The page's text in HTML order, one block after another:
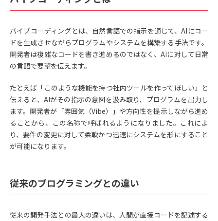
バイブコーディングとは、自然言語での指示を通じて、AIにコー
ドを生成させながらプログラムやシステムを構築する手法です。
開発者は複雑なコードを書き進めるのではなく、AIに対して日常
の言語で要望を伝えます。
たとえば「このような機能を持つ社内ツールを作ってほしい」と
伝えると、AIがその指示の意図を汲み取り、プログラムを出力し
ます。開発者が「雰囲気（Vibe）」や方向性を提示しながら進め
ることから、この名称で呼ばれるようになりました。これによ
り、要件の変更に対して柔軟かつ迅速にシステムを形にすること
が可能になります。
従来のプログラミングとの違い
従来の開発手法との最大の違いは、人間が直接コードを記述する